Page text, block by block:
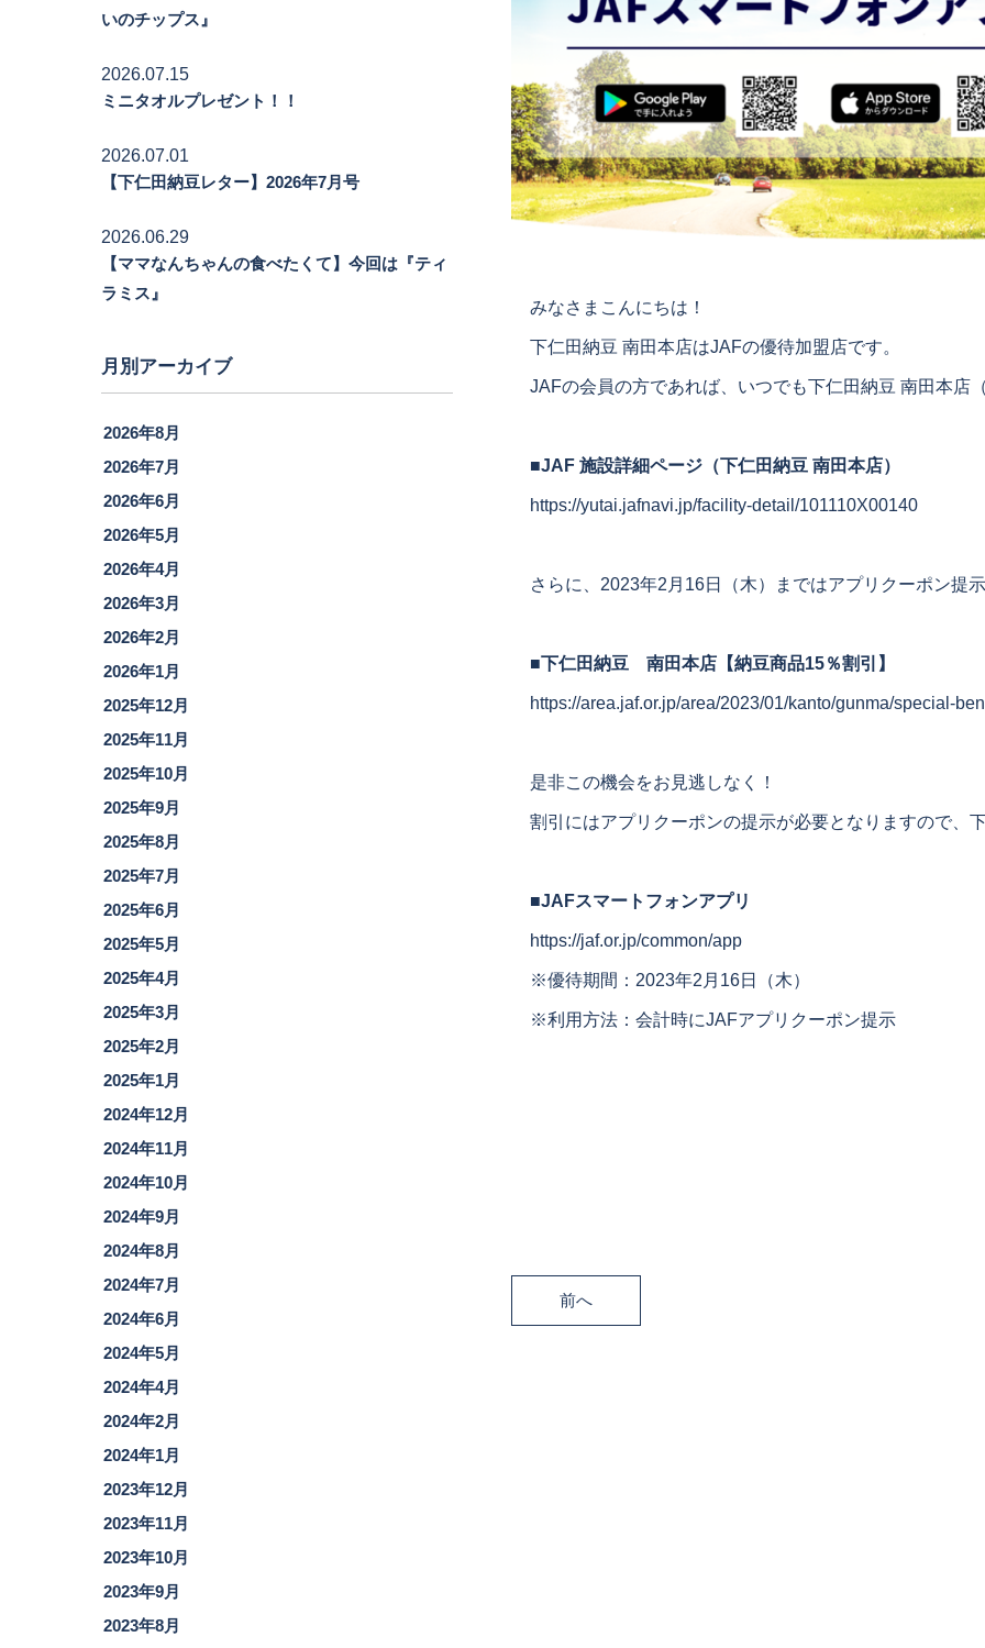
みなさまこんにちは！
下仁田納豆 南田本店はJAFの優待加盟店です。
JAFの会員の方であれば、いつでも下仁田納豆 南田本店
■JAF 施設詳細ページ（下仁田納豆 南田本店）
https://yutai.jafnavi.jp/facility-detail/101110X00140
さらに、2023年2月16日（木）まではアプリクーポン提
■下仁田納豆 南田本店【納豆商品15％割引】
https://area.jaf.or.jp/area/2023/01/kanto/gunma/special-
是非この機会をお見逃しなく！
割引にはアプリクーポンの提示が必要となりますので、
■JAFスマートフォンアプリ
https://jaf.or.jp/common/app
※優待期間：2023年2月16日（木）
※利用方法：会計時にJAFアプリクーポン提示
前へ
いのチップス』
ミニタオルプレゼント！！
2026.07.15
【下仁田納豆レター】2026年7月号
2026.07.01
【ママなんちゃんの食べたくて】今回は『ティ
ラミス』
2026.06.29
月別アーカイブ
2026年8月
2026年7月
2026年6月
2026年5月
2026年4月
2026年3月
2026年2月
2026年1月
2025年12月
2025年11月
2025年10月
2025年9月
2025年8月
2025年7月
2025年6月
2025年5月
2025年4月
2025年3月
2025年2月
2025年1月
2024年12月
2024年11月
2024年10月
2024年9月
2024年8月
2024年7月
2024年6月
2024年5月
2024年4月
2024年2月
2024年1月
2023年12月
2023年11月
2023年10月
2023年9月
2023年8月